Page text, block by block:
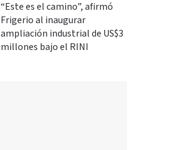
“Este es el camino”, afirmó
Frigerio al inaugurar
ampliación industrial de US$3
millones bajo el RINI